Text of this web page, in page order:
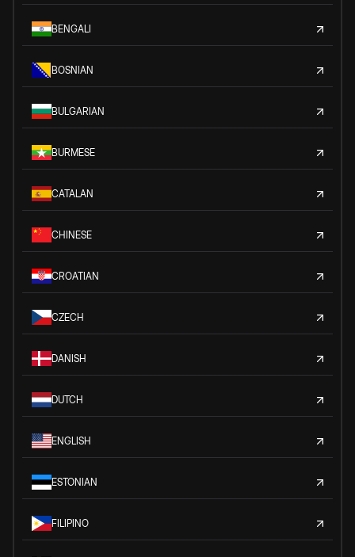
BENGALI
BOSNIAN
BULGARIAN
BURMESE
CATALAN
CHINESE
CROATIAN
CZECH
DANISH
DUTCH
ENGLISH
ESTONIAN
FILIPINO